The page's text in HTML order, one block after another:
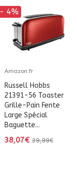
- 4%
Amazon.fr
Russell Hobbs
21391-56 Toaster
Grille-Pain Fente
Large Spécial
Baguette...
38,07€ 39,99€